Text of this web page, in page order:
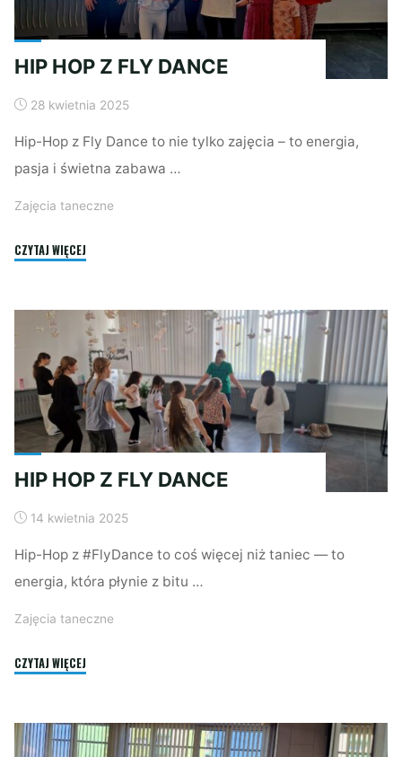
HIP HOP Z FLY DANCE
28 kwietnia 2025
Hip-Hop z Fly Dance to nie tylko zajęcia – to energia,
pasja i świetna zabawa …
Zajęcia taneczne
CZYTAJ WIĘCEJ
FLY
DANCE"
HIP HOP Z FLY DANCE
14 kwietnia 2025
Hip-Hop z #FlyDance to coś więcej niż taniec — to
energia, która płynie z bitu …
Zajęcia taneczne
CZYTAJ WIĘCEJ
FLY
DANCE"